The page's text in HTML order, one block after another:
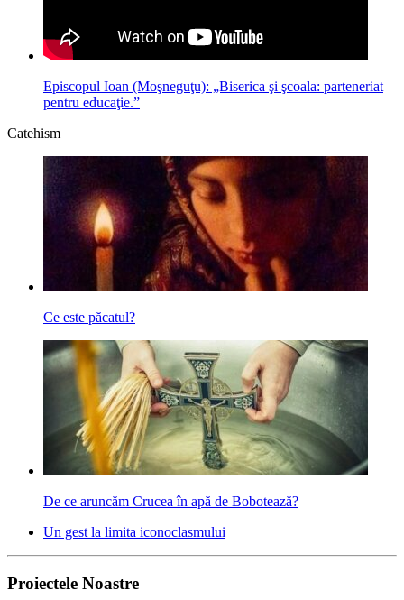
Episcopul Ioan (Moşneguţu): „Biserica şi şcoala: parteneriat
pentru educaţie.”
Catehism
Ce este păcatul?
De ce aruncăm Crucea în apă de Bobotează?
Un gest la limita iconoclasmului
Proiectele Noastre